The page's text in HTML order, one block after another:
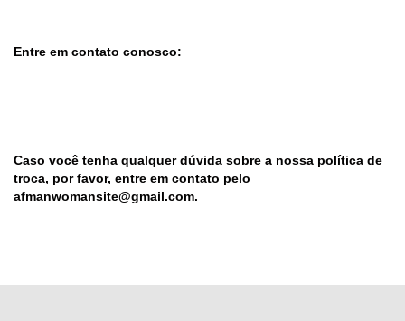
Entre em contato conosco:
Caso você tenha qualquer dúvida sobre a nossa política de
troca, por favor, entre em contato pelo
afmanwomansite@gmail.com.